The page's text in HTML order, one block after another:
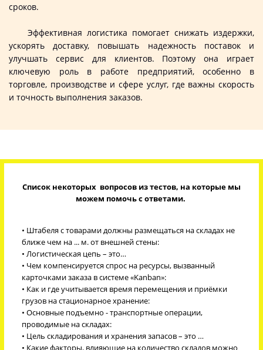
сроков.
Эффективная логистика помогает снижать издержки,
ускорять доставку, повышать надежность поставок и
улучшать сервис для клиентов. Поэтому она играет
ключевую роль в работе предприятий, особенно в
торговле, производстве и сфере услуг, где важны скорость
и точность выполнения заказов.
Список некоторых вопросов из тестов, на которые мы
можем помочь с ответами.
• Штабеля с товарами должны размещаться на складах не
ближе чем на ... м. от внешней стены:
• Логистическая цепь – это…
• Чем компенсируется спрос на ресурсы, вызванный
карточками заказа в системе «Kanban»:
• Как и где учитывается время перемещения и приёмки
грузов на стационарное хранение:
• Основные подъемно - транспортные операции,
проводимые на складах:
• Цель складирования и хранения запасов – это …
• Какие факторы, влияющие на количество складов можно